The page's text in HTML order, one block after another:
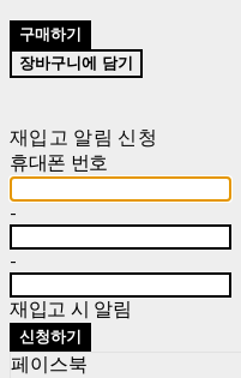
구매하기
장바구니에 담기
재입고 알림 신청
휴대폰 번호
-
-
재입고 시 알림
신청하기
페이스북